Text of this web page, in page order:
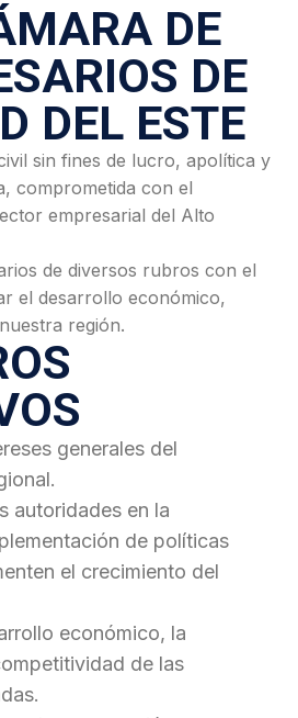
DE
DE
DEL ESTE
sin fines de lucro, apolítica y
comprometida con el
empresarial del Alto
de diversos rubros con el
el desarrollo económico,
región.
generales del
autoridades en la
de políticas
el crecimiento del
económico, la
de las